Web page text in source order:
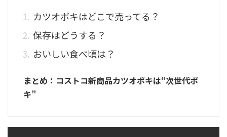
カツオポキはどこで売ってる？
保存はどうする？
おいしい食べ頃は？
まとめ：コストコ新商品カツオポキは“次世代ポ
キ”